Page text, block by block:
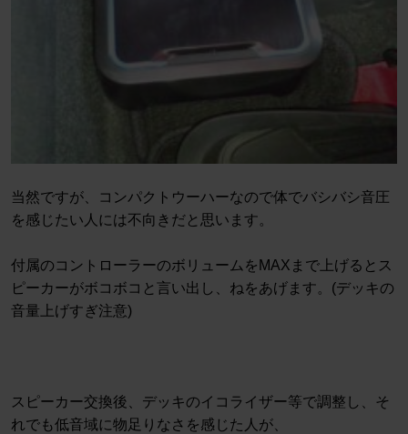
当然ですが、コンパクトウーハーなので体でバシバシ音圧
を感じたい人には不向きだと思います。
付属のコントローラーのボリュームをMAXまで上げるとス
ピーカーがボコボコと言い出し、ねをあげます。(デッキの
音量上げすぎ注意)
スピーカー交換後、デッキのイコライザー等で調整し、そ
れでも低音域に物足りなさを感じた人が、